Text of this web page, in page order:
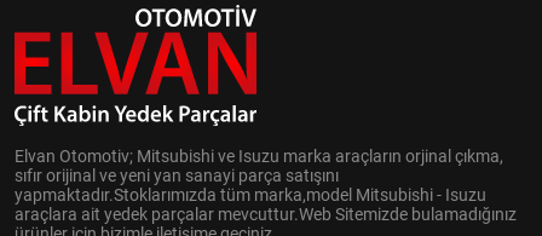
Elvan Otomotiv; Mitsubishi ve Isuzu marka araçların orjinal çıkma,
sıfır orijinal ve yeni yan sanayi parça satışını
yapmaktadır.Stoklarımızda tüm marka,model Mitsubishi - Isuzu
araçlara ait yedek parçalar mevcuttur.Web Sitemizde bulamadığınız